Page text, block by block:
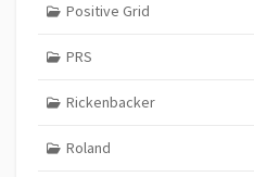
Positive Grid
PRS
Rickenbacker
Roland